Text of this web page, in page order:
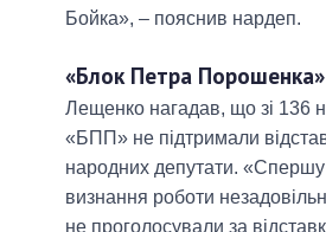
Бойка», – пояснив нардеп.
«Блок Петра Порошенка»
Лещенко нагадав, що зі 136
«БПП» не підтримали
народних депутати. «Спершу
визнання роботи
не проголосували за